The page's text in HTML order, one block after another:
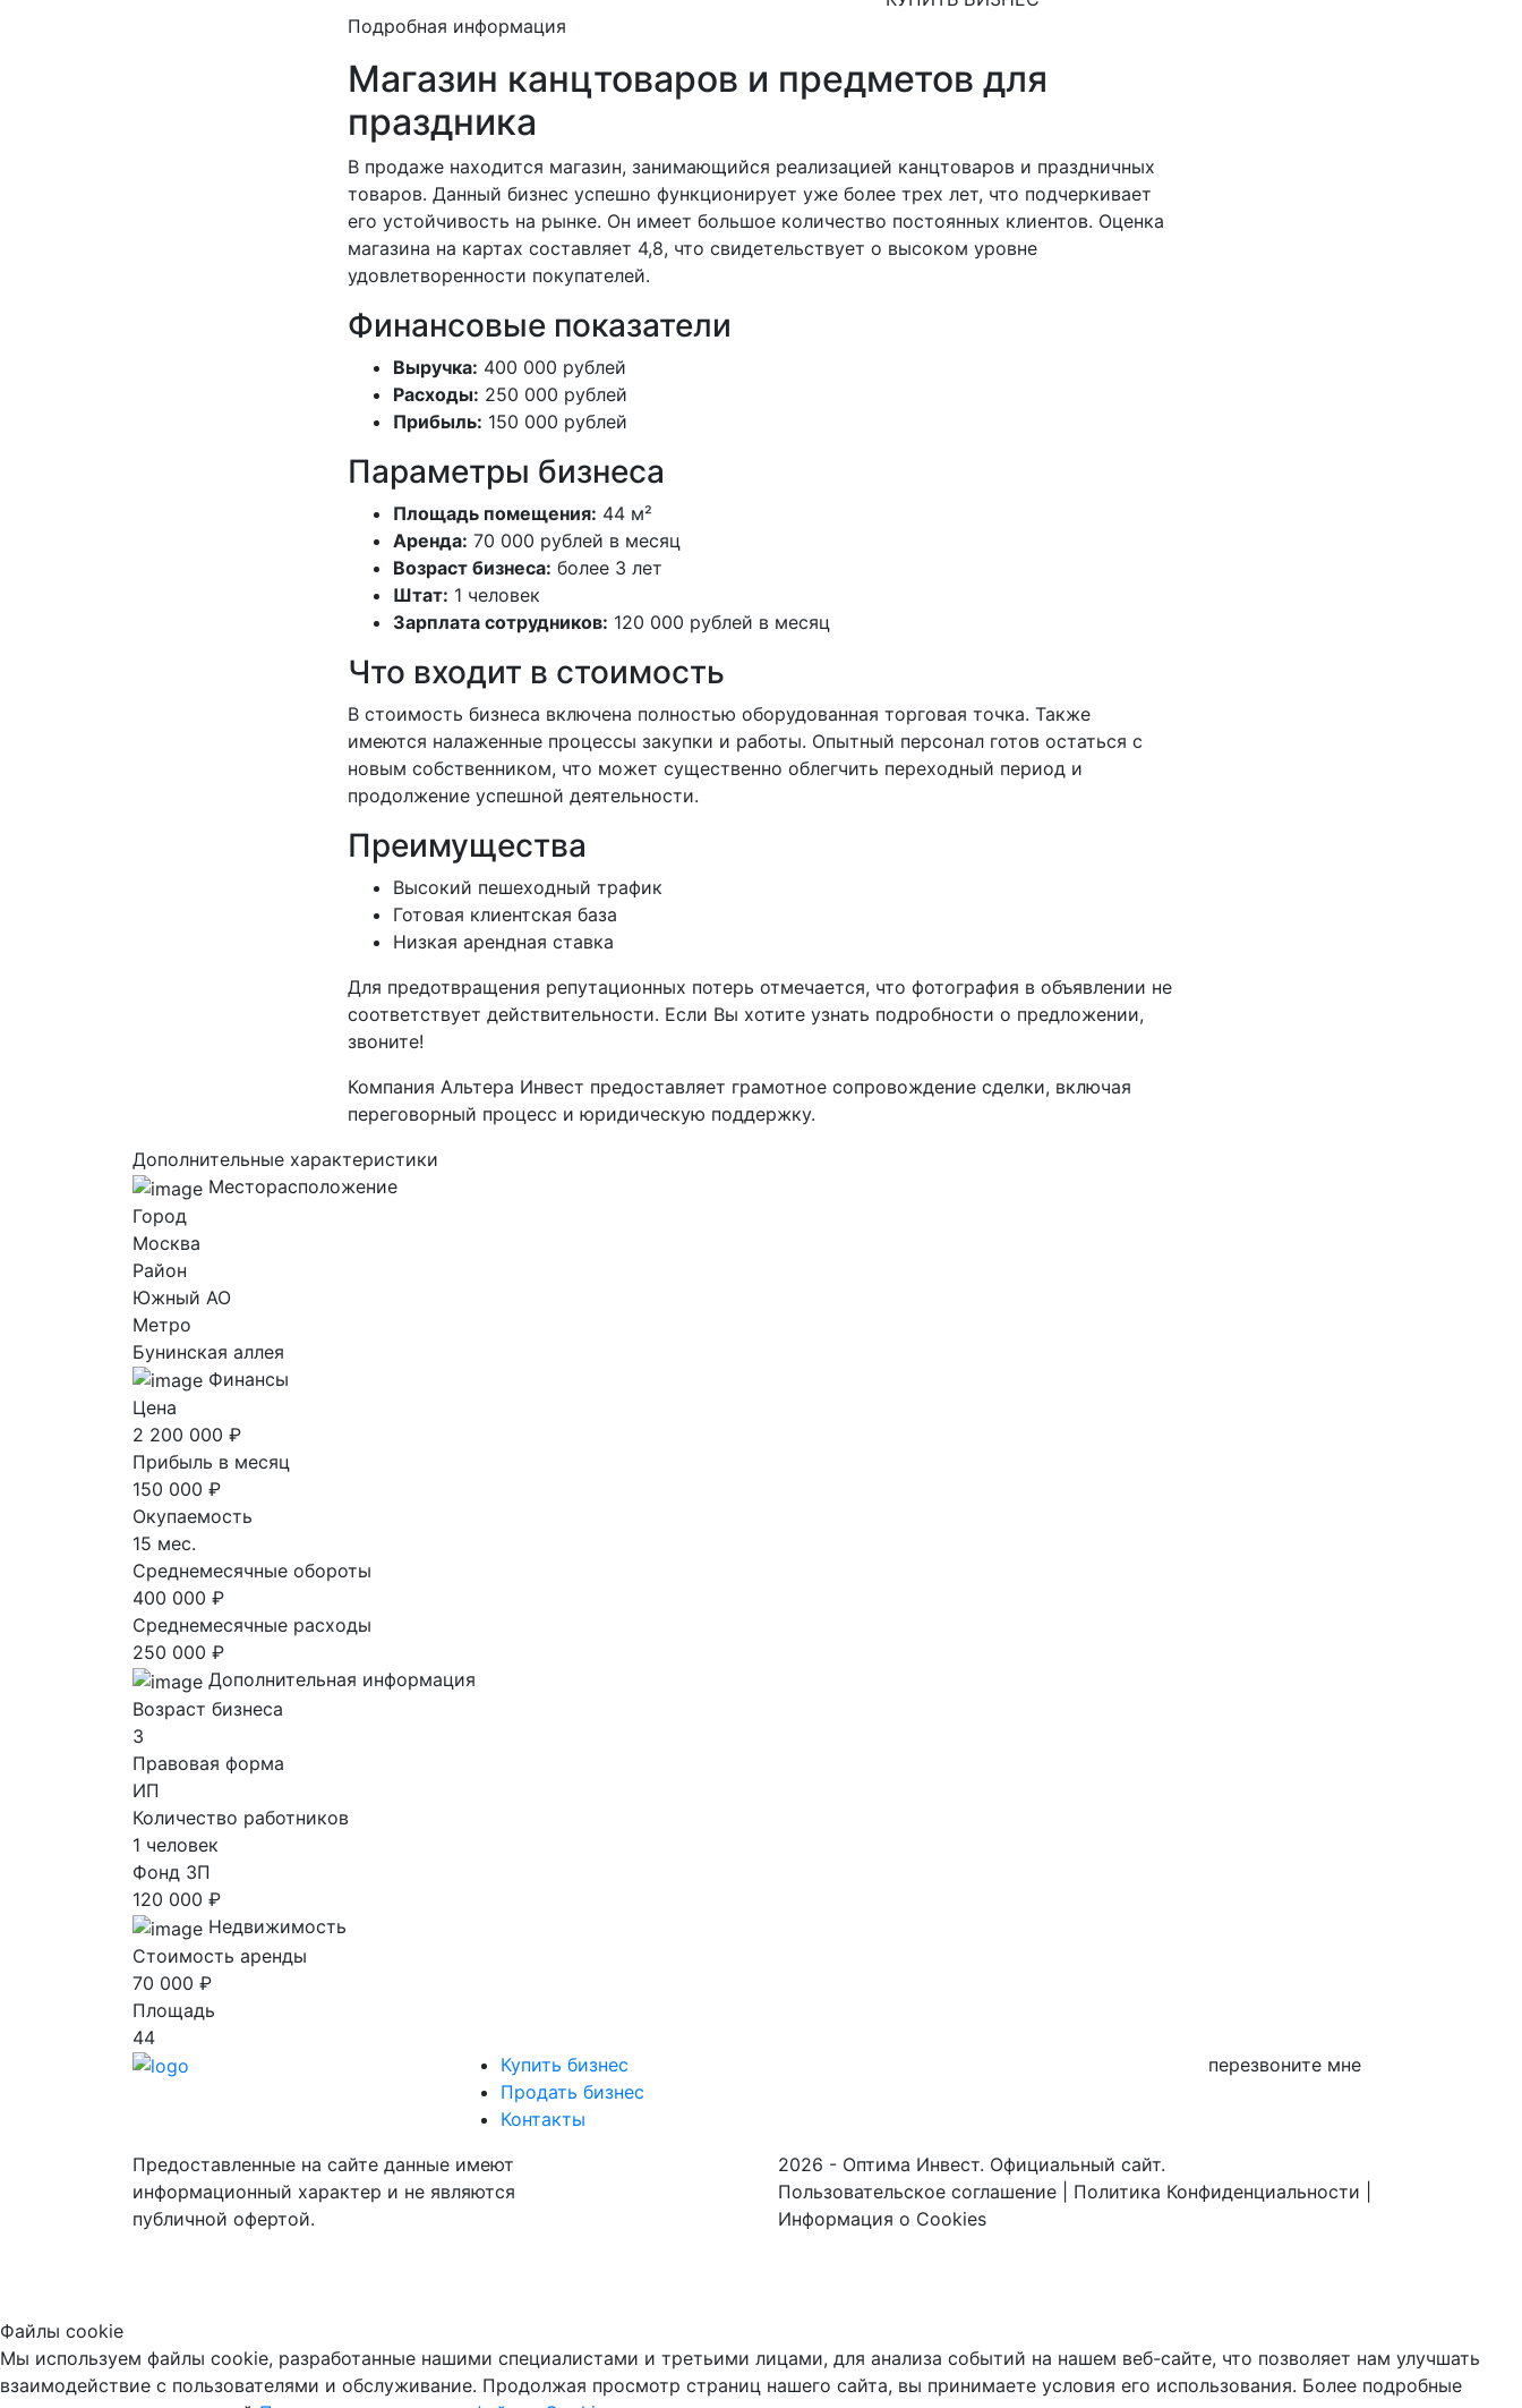
Подробная информация
Магазин канцтоваров и предметов для
праздника
В продаже находится магазин, занимающийся реализацией канцтоваров и праздничных
товаров. Данный бизнес успешно функционирует уже более трех лет, что подчеркивает
его устойчивость на рынке. Он имеет большое количество постоянных клиентов. Оценка
магазина на картах составляет 4,8, что свидетельствует о высоком уровне
удовлетворенности покупателей.
Финансовые показатели
Выручка: 400 000 рублей
Расходы: 250 000 рублей
Прибыль: 150 000 рублей
Параметры бизнеса
Площадь помещения: 44 м²
Аренда: 70 000 рублей в месяц
Возраст бизнеса: более 3 лет
Штат: 1 человек
Зарплата сотрудников: 120 000 рублей в месяц
Что входит в стоимость
В стоимость бизнеса включена полностью оборудованная торговая точка. Также
имеются налаженные процессы закупки и работы. Опытный персонал готов остаться с
новым собственником, что может существенно облегчить переходный период и
продолжение успешной деятельности.
Преимущества
Высокий пешеходный трафик
Готовая клиентская база
Низкая арендная ставка
Для предотвращения репутационных потерь отмечается, что фотография в объявлении не
соответствует действительности. Если Вы хотите узнать подробности о предложении,
звоните!
Компания Альтера Инвест предоставляет грамотное сопровождение сделки, включая
переговорный процесс и юридическую поддержку.
Дополнительные характеристики
Месторасположение
Город
Москва
Район
Южный AO
Метро
Бунинская аллея
Финансы
Цена
2 200 000 ₽
Прибыль в месяц
150 000 ₽
Окупаемость
15 мес.
Среднемесячные обороты
400 000 ₽
Среднемесячные расходы
250 000 ₽
Дополнительная информация
Возраст бизнеса
3
Правовая форма
ИП
Количество работников
1 человек
Фонд ЗП
120 000 ₽
Недвижимость
Стоимость аренды
70 000 ₽
Площадь
44
Купить бизнес
Продать бизнес
Контакты
перезвоните мне
Предоставленные на сайте данные имеют
информационный характер и не являются
публичной офертой.
2026 - Оптима Инвест. Официальный сайт.
Пользовательское соглашение
Политика Конфиденциальности
Информация о Cookies
Файлы cookie
Мы используем файлы cookie, разработанные нашими специалистами и третьими лицами, для анализа событий на нашем веб-сайте, что позволяет нам улучшать
взаимодействие с пользователями и обслуживание. Продолжая просмотр страниц нашего сайта, вы принимаете условия его использования. Более подробные